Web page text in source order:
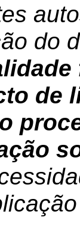
do
de